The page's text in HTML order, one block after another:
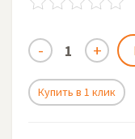
Купить в 1 клик